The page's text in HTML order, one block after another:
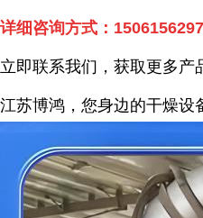
详细咨询方式：
立即联系我们，获取更多产
江苏博鸿，您身边的干燥设